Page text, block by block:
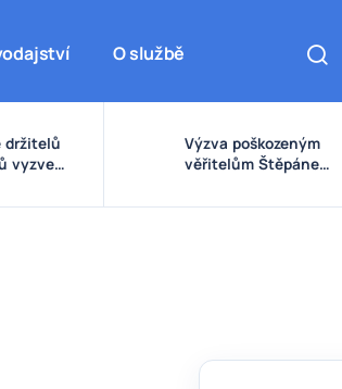
O službě
držitelů
vyzve
emise a
Výzva poškozeným
věřitelům Štěpánek